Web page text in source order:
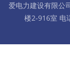
爱电力建设有限公
楼2-916室 电